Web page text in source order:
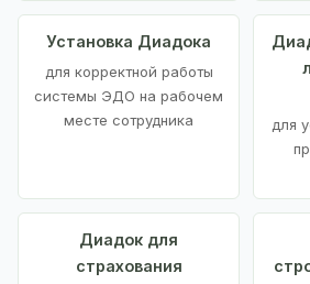
Установка Диадока
для корректной работы
системы ЭДО на рабочем
месте сотрудника
для
Диадок для
страхования